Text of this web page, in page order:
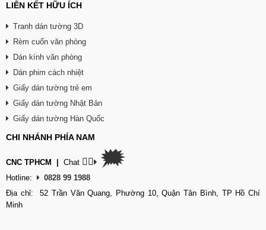
LIÊN KẾT HỮU ÍCH
Tranh dán tường 3D
Rèm cuốn văn phòng
Dán kính văn phòng
Dán phim cách nhiệt
Giấy dán tường trẻ em
Giấy dán tường Nhật Bản
Giấy dán tường Hàn Quốc
CHI NHÁNH PHÍA NAM
CNC TPHCM Chat 👉🏽 🗯
Hotline:
0828 99 1988
Địa chỉ: 52 Trần Văn Quang, Phường 10, Quận Tân Bình, TP Hồ Chí
Minh